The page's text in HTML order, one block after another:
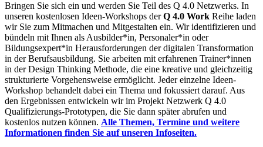
Bringen Sie sich ein und werden Sie Teil des Q 4.0 Netzwerks. In
unseren kostenlosen Ideen-Workshops derQ 4.0 Work Reihe laden
wir Sie zum Mitmachen und Mitgestalten ein. Wir identifizieren und
bündeln mit Ihnen als Ausbilder*in, Personaler*in oder
Bildungsexpert*in Herausforderungen der digitalen Transformation
in der Berufsausbildung. Sie arbeiten mit erfahrenen Trainer*innen
in der Design Thinking Methode, die eine kreative und gleichzeitig
strukturierte Vorgehensweise ermöglicht. Jeder einzelne Ideen-
Workshop behandelt dabei ein Thema und fokussiert darauf. Aus
den Ergebnissen entwickeln wir im Projekt Netzwerk Q 4.0
Qualifizierungs-Prototypen, die Sie dann später abrufen und
kostenlos nutzen können. Alle Themen, Termine und weitere
Informationen finden Sie auf unseren Infoseiten.